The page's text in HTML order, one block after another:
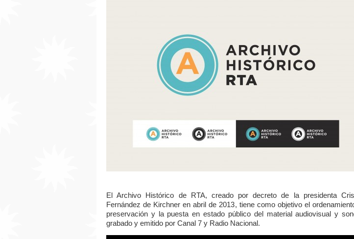
El Archivo Histórico de RTA, creado por decreto de la presidenta
Fernández de Kirchner en abril de 2013, tiene como objetivo el
preservación y la puesta en estado público del material audiovisual y
grabado y emitido por Canal 7 y Radio Nacional.